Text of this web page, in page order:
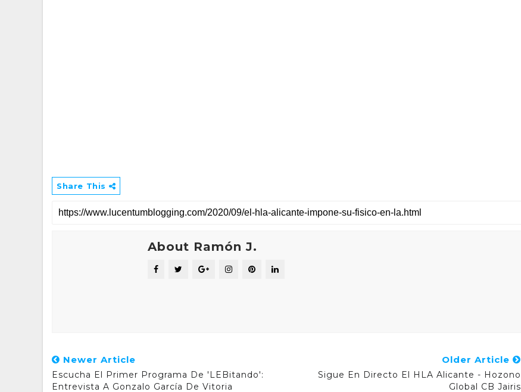
Share This
About Ramón J.
Newer Article
Escucha El Primer Programa De 'LEBitando':
Entrevista A Gonzalo García De Vitoria
Older Article
Sigue En Directo El HLA Alicante - Hozono
Global CB Jairis